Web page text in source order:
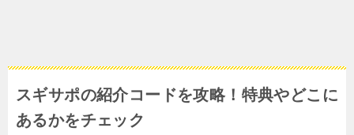
スギサポの紹介コードを攻略！特典やどこに
あるかをチェック